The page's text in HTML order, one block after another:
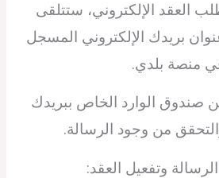
العقد الإلكتروني، ستتلقى
بريدك الإلكتروني المسجل
منصة بلدي.
صندوق الوارد الخاص ببريدك
من وجود الرسالة.
وتفعيل العقد: